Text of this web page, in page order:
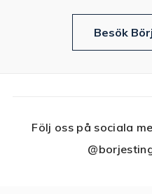
Besök
Följ oss på sociala